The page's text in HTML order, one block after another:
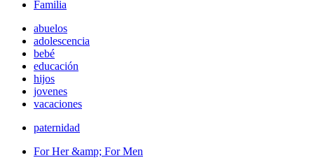
Familia
abuelos
adolescencia
bebé
educación
hijos
jovenes
vacaciones
paternidad
For Her &amp; For Men